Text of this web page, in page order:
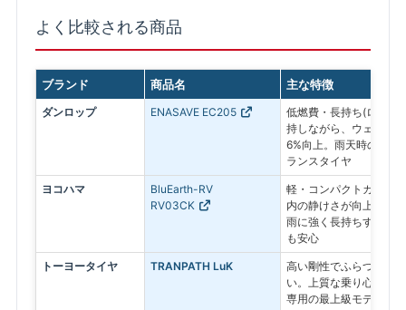
よく比較される商品
ブランド 商品名 主な特徴
ダンロップ ENASAVE EC205
低燃費・長持ち(ロング
持しながら、ウェット
6%向上。雨天時の安全
ランスタイヤ
ヨコハマ
BluEarth-RV
RV03CK
軽・コンパクトカー向
内の静けさが向上し、
雨に強く長持ちする設
も安心
トーヨータイヤ TRANPATH LuK
高い剛性でふらつきを
い。上質な乗り心地と
専用の最上級モデル